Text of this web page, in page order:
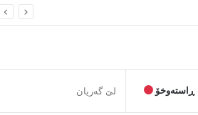
بکەن
ڕاستەوخۆ